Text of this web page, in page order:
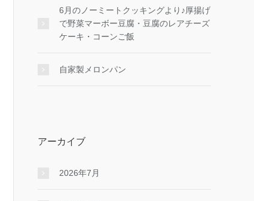
6月のノーミートクッキングより♪厚揚げ
で野菜マーボー豆腐・豆腐のレアチーズ
ケーキ・コーンご飯
自家製メロンパン
アーカイブ
2026年7月